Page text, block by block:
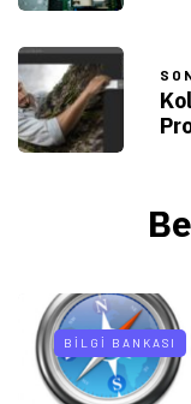
BILGI BANKASI